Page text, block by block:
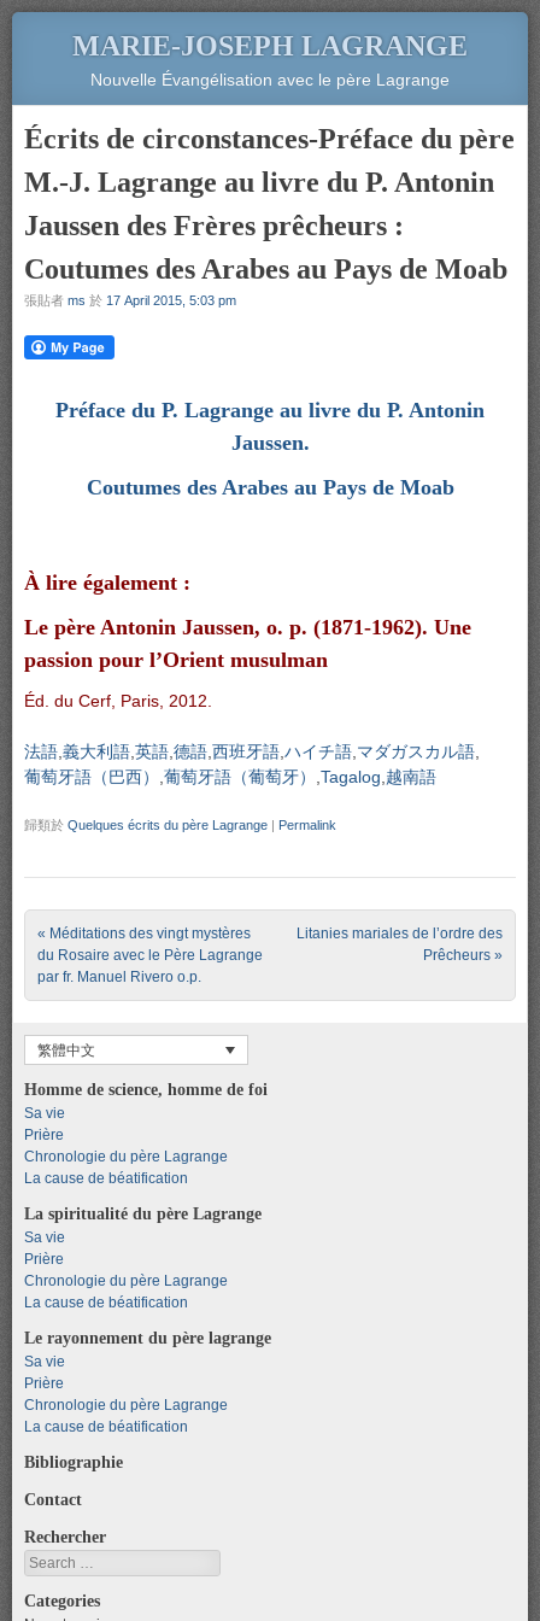
MARIE-JOSEPH LAGRANGE
Nouvelle Évangélisation avec le père Lagrange
Écrits de circonstances-Préface du père
M.-J. Lagrange au livre du P. Antonin
Jaussen des Frères prêcheurs :
Coutumes des Arabes au Pays de Moab
張貼者 ms 於 17 April 2015, 5:03 pm
Préface du P. Lagrange au livre du P. Antonin
Jaussen.
Coutumes des Arabes au Pays de Moab
À lire également :
Le père Antonin Jaussen, o. p. (1871-1962). Une
passion pour l’Orient musulman
Éd. du Cerf, Paris, 2012.
法語 義大利語 英語 德語 西班牙語 ハイチ語 マダガスカル語
葡萄牙語（巴西）
葡萄牙語（葡萄牙） Tagalog 越南語
歸類於 Quelques écrits du père Lagrange | Permalink
Post navigation
« Méditations des vingt mystères
du Rosaire avec le Père Lagrange
par fr. Manuel Rivero o.p.
Litanies mariales de l’ordre des
Prêcheurs »
繁體中文
Homme de science, homme de foi
Sa vie
Prière
Chronologie du père Lagrange
La cause de béatification
La spiritualité du père Lagrange
Sa vie
Prière
Chronologie du père Lagrange
La cause de béatification
Le rayonnement du père lagrange
Sa vie
Prière
Chronologie du père Lagrange
La cause de béatification
Bibliographie
Contact
Rechercher
Search
Categories